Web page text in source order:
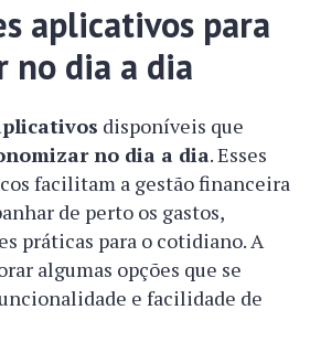
aplicativos para
no dia a dia
disponíveis que
no dia a dia. Esses
facilitam a gestão financeira
de perto os gastos,
práticas para o cotidiano. A
algumas opções que se
e facilidade de